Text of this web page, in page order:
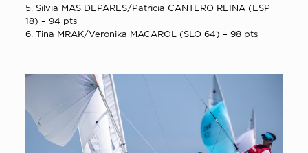
5. Silvia MAS DEPARES/Patricia CANTERO REINA (ESP
18) – 94 pts
6. Tina MRAK/Veronika MACAROL (SLO 64) – 98 pts